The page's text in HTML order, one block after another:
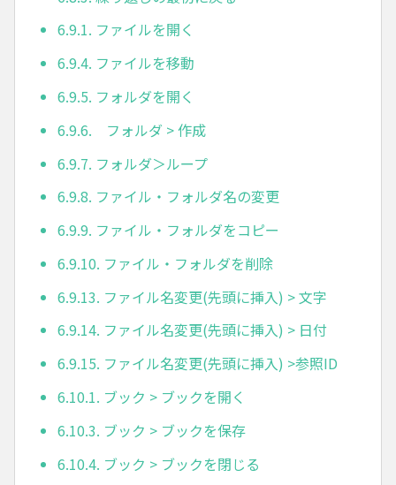
6.9.1. ファイルを開く
6.9.4. ファイルを移動
6.9.5. フォルダを開く
6.9.6. フォルダ > 作成
6.9.7. フォルダ＞ループ
6.9.8. ファイル・フォルダ名の変更
6.9.9. ファイル・フォルダをコピー
6.9.10. ファイル・フォルダを削除
6.9.13. ファイル名変更(先頭に挿入) > 文字
6.9.14. ファイル名変更(先頭に挿入) > 日付
6.9.15. ファイル名変更(先頭に挿入) >参照ID
6.10.1. ブック > ブックを開く
6.10.3. ブック > ブックを保存
6.10.4. ブック > ブックを閉じる